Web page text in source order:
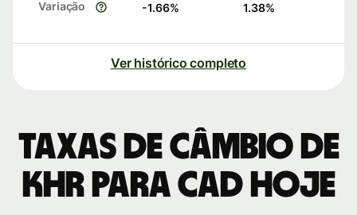
Variação -1.66% 1.38%
Ver histórico completo
Taxas de câmbio de
KHR para CAD hoje